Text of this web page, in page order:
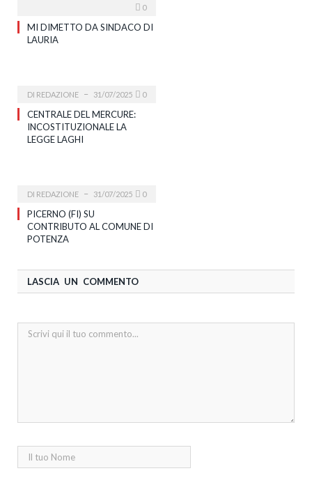
0
MI DIMETTO DA SINDACO DI
LAURIA
DI REDAZIONE 31/07/2025 0
CENTRALE DEL MERCURE:
INCOSTITUZIONALE LA
LEGGE LAGHI
DI REDAZIONE 31/07/2025 0
PICERNO (FI) SU
CONTRIBUTO AL COMUNE DI
POTENZA
LASCIA UN COMMENTO